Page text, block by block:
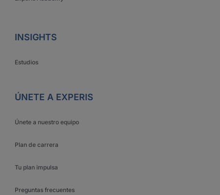
INSIGHTS
Estudios
ÚNETE A EXPERIS
Únete a nuestro equipo
Plan de carrera
Tu plan impulsa
Preguntas frecuentes